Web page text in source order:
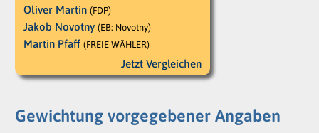
Oliver Martin (FDP)
Jakob Novotny (EB: Novotny)
Martin Pfaff (FREIE WÄHLER)
Jetzt Vergleichen
Gewichtung vorgegebener Angaben